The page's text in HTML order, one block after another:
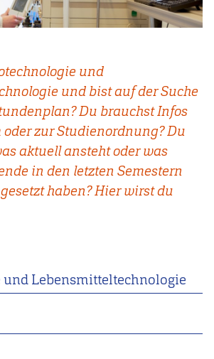
und
und bist auf der Suche
Du brauchst Infos
zur Studienordnung? Du
aktuell ansteht oder was
in den letzten Semestern
haben? Hier wirst du
Lebensmitteltechnologie